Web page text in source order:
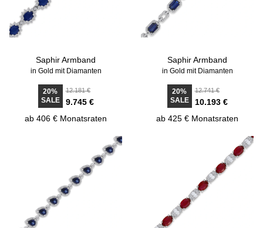
Saphir Armband
in Gold mit Diamanten
20%
SALE
12.181 €
9.745 €
ab 406 € Monatsraten
Saphir Armband
in Gold mit Diamanten
20%
SALE
12.741 €
10.193 €
ab 425 € Monatsraten